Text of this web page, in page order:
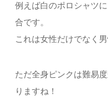
例えば白のポロシャツ
合です。
これは女性だけでなく
ただ全身ピンクは難易
りますね！